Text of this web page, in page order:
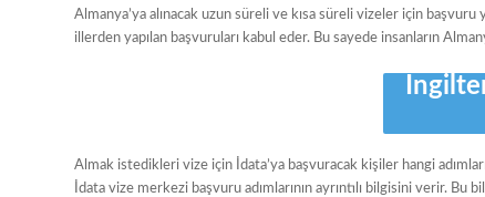
Almanya’ya alınacak uzun süreli ve kısa süreli vizeler için
illerden yapılan başvuruları kabul eder. Bu sayede insanların
Almak istedikleri vize için İdata’ya başvuracak kişiler hangi
İdata vize merkezi başvuru adımlarının ayrıntılı bilgisini verir.